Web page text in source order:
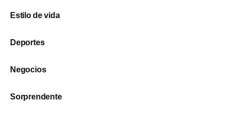
Estilo de vida
Deportes
Negocios
Sorprendente